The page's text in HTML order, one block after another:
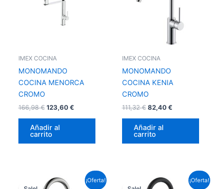
IMEX COCINA
MONOMANDO
COCINA MENORCA
CROMO
166,98€ 123,60€
Añadir al
carrito
IMEX COCINA
MONOMANDO
COCINA KENIA
CROMO
111,32€ 82,40€
Añadir al
carrito
¡Oferta!
El
precio precio
¡Oferta!
El
precio precio